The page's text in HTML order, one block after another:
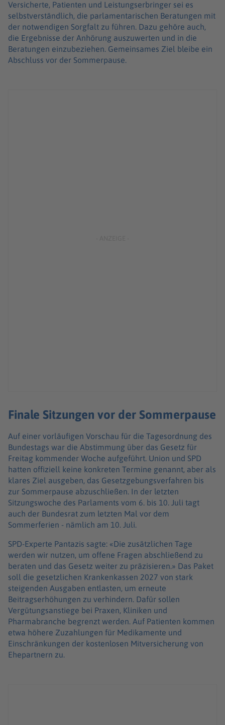
Versicherte, Patienten und Leistungserbringer sei es
selbstverständlich, die parlamentarischen Beratungen mit
der notwendigen Sorgfalt zu führen. Dazu gehöre auch,
die Ergebnisse der Anhörung auszuwerten und in die
Beratungen einzubeziehen. Gemeinsames Ziel bleibe ein
Abschluss vor der Sommerpause.
Finale Sitzungen vor der Sommerpause
Auf einer vorläufigen Vorschau für die Tagesordnung des
Bundestags war die Abstimmung über das Gesetz für
Freitag kommender Woche aufgeführt. Union und SPD
hatten offiziell keine konkreten Termine genannt, aber als
klares Ziel ausgeben, das Gesetzgebungsverfahren bis
zur Sommerpause abzuschließen. In der letzten
Sitzungswoche des Parlaments vom 6. bis 10. Juli tagt
auch der Bundesrat zum letzten Mal vor dem
Sommerferien - nämlich am 10. Juli.
SPD-Experte Pantazis sagte: «Die zusätzlichen Tage
werden wir nutzen, um offene Fragen abschließend zu
beraten und das Gesetz weiter zu präzisieren.» Das Paket
soll die gesetzlichen Krankenkassen 2027 von stark
steigenden Ausgaben entlasten, um erneute
Beitragserhöhungen zu verhindern. Dafür sollen
Vergütungsanstiege bei Praxen, Kliniken und
Pharmabranche begrenzt werden. Auf Patienten kommen
etwa höhere Zuzahlungen für Medikamente und
Einschränkungen der kostenlosen Mitversicherung von
Ehepartnern zu.